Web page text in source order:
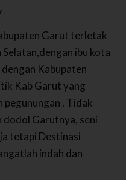
Garut terletak
ibu kota
Kabupaten
Kab Garut yang
. Tidak
dodol Garutnya, seni
tetapi Destinasi
indah dan